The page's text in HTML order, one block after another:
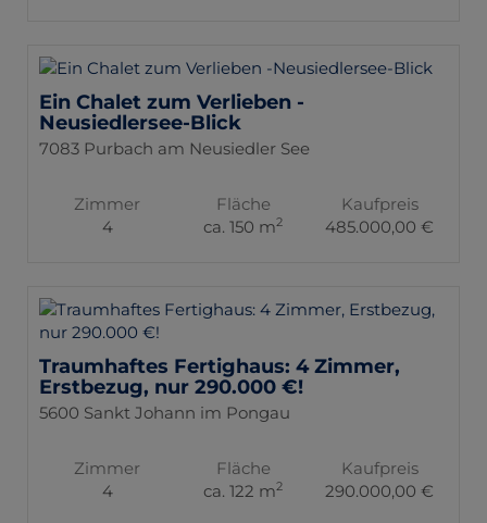
Ein Chalet zum Verlieben -
Neusiedlersee-Blick
7083 Purbach am Neusiedler See
Zimmer
4
Fläche
ca. 150 m2
Kaufpreis
485.000,00 €
Traumhaftes Fertighaus: 4 Zimmer,
Erstbezug, nur 290.000 €!
5600 Sankt Johann im Pongau
Zimmer
4
Fläche
ca. 122 m2
Kaufpreis
290.000,00 €